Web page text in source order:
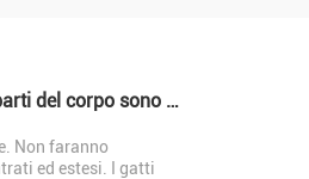
Il corpo di un gatto è diviso in cinque parti: testa, collo, tronco, arti e coda. La maggior parte delle parti del corpo sono coperte di peli, mentre alcune sono glabre
Non faranno
ed estesi. I gatti